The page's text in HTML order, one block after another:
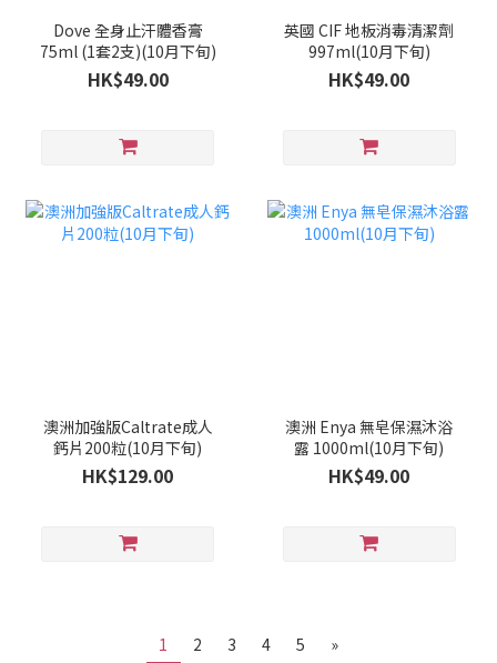
Dove 全身止汗體香膏
75ml (1套2支)(10月下旬)
HK$49.00
英國 CIF 地板消毒清潔劑
997ml(10月下旬)
HK$49.00
澳洲加強版Caltrate成人
鈣片200粒(10月下旬)
HK$129.00
澳洲 Enya 無皂保濕沐浴
露 1000ml(10月下旬)
HK$49.00
1 2 3 4 5 »